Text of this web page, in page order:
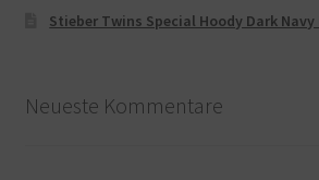
Stieber Twins Special Hoody Dark Navy
Neueste Kommentare